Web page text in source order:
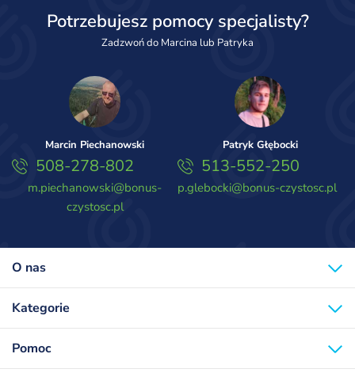
Potrzebujesz pomocy specjalisty?
Zadzwoń do Marcina lub Patryka
Marcin Piechanowski
508-278-802
m.piechanowski@bonus-
czystosc.pl
Patryk Głębocki
513-552-250
p.glebocki@bonus-czystosc.pl
O nas
Kategorie
Pomoc